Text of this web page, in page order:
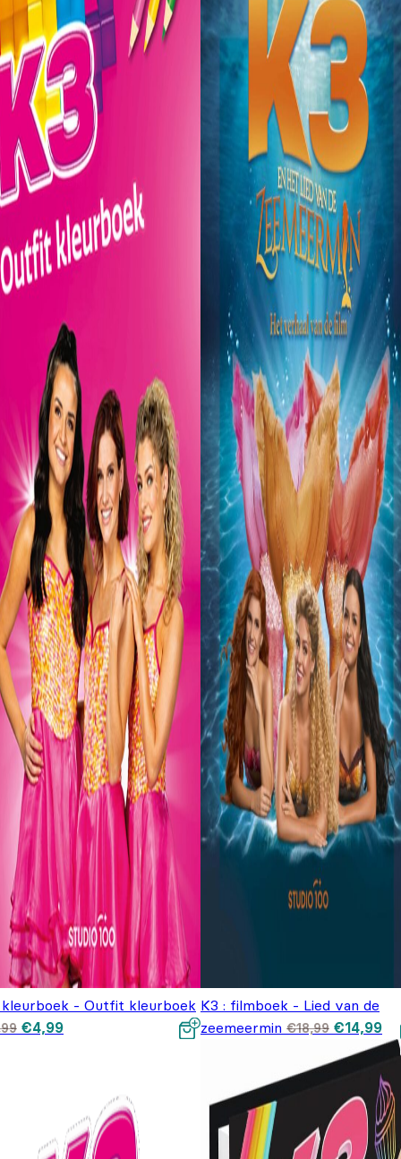
- Outfit kleurboek
Oorspronkelijke prijs
was: €6,99.
€4,99Huidige prijs is:
€4,99.
K3 : filmboek - Lied van de
zeemeermin €18,99 prijs was:
€18,99.
€14,99